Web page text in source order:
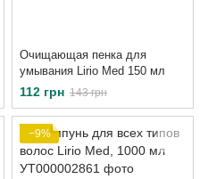
Очищающая пенка для
умывания Lirio Med 150 мл
112 грн 143 грн
−9%